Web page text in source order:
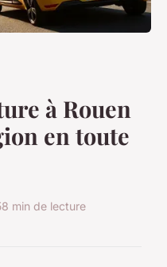
à Rouen
en toute
8 min de lecture